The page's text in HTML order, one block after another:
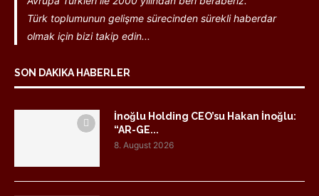
Türk toplumunun gelişme sürecinden sürekli haberdar
olmak için bizi takip edin...
SON DAKIKA HABERLER
İnoğlu Holding CEO’su Hakan İnoğlu:
“AR-GE...
8. August 2026